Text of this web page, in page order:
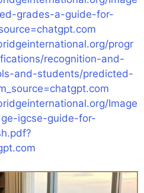
grades-a-guide-for-
progr
recognition-and-
and-students/predicted-
Image
igcse-guide-for-